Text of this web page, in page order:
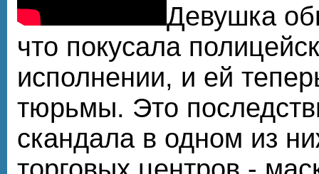
Девушка
что покусала
исполнении, и ей
тюрьмы. Это
скандала в одном из